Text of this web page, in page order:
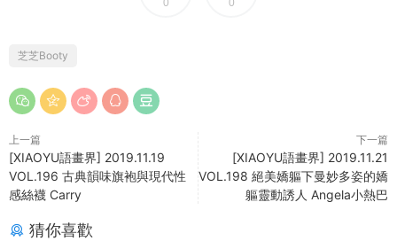
0 0
芝芝Booty
上一篇
[XIAOYU語畫界] 2019.11.19
VOL.196 古典韻味旗袍與現代性
感絲襪 Carry
下一篇
[XIAOYU語畫界] 2019.11.21
VOL.198 絕美嬌軀下曼妙多姿的嬌
軀靈動誘人 Angela小熱巴
猜你喜歡